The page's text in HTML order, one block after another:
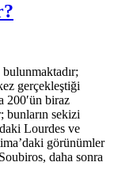
gerçekleştiği
200′ün biraz
bunların sekizi
Lourdes ve
görünümler
daha sonra